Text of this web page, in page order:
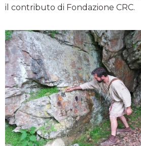
il contributo di Fondazione CRC.